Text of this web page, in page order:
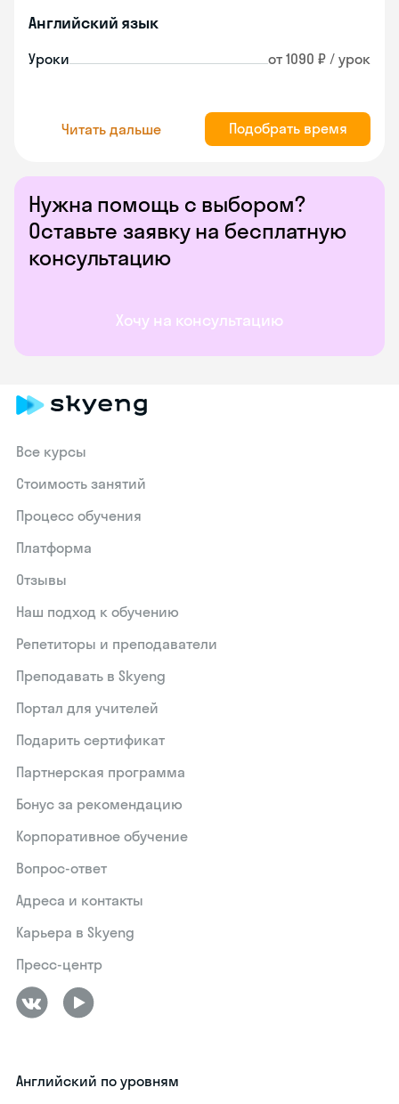
Нужна помощь с выбором?
Оставьте заявку на бесплатную
консультацию
Хочу на консультацию
Английский язык
Уроки от 1090 ₽ / урок
Читать дальше Подобрать время
Все курсы
Стоимость занятий
Процесс обучения
Платформа
Отзывы
Наш подход к обучению
Репетиторы и преподаватели
Преподавать в Skyeng
Портал для учителей
Подарить сертификат
Партнерская программа
Бонус за рекомендацию
Корпоративное обучение
Вопрос-ответ
Адреса и контакты
Карьера в Skyeng
Пресс-центр
Английский по уровням